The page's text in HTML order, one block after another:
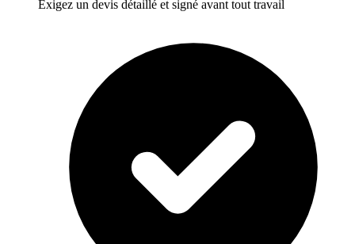
Exigez un devis détaillé et signé avant tout travail